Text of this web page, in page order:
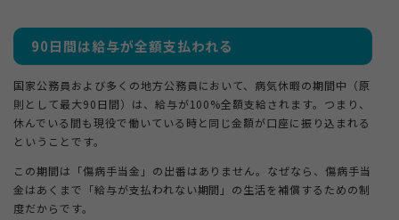
90日間は給与が全額支払われる
国家公務員および多くの地方公務員において、病気休暇の期間中（原
則として最大90日間）は、給与が100%全額支給されます。つまり、
休んでいる間も現役で働いている時と同じ金額が口座に振り込まれる
ということです。
この期間は「傷病手当金」の出番はありません。なぜなら、傷病手当
金はあくまで「給与が支払われない期間」の生活を補償するための制
度だからです。